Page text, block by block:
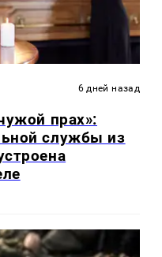
6 дней назад
прах»:
службы из